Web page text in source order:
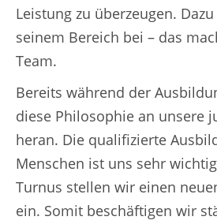
Leistung zu überzeugen.
seinem Bereich bei – das
Team.
Bereits während der
diese Philosophie an unsere
heran. Die qualifizierte
Menschen ist uns sehr
Turnus stellen wir einen
ein. Somit beschäftigen wir